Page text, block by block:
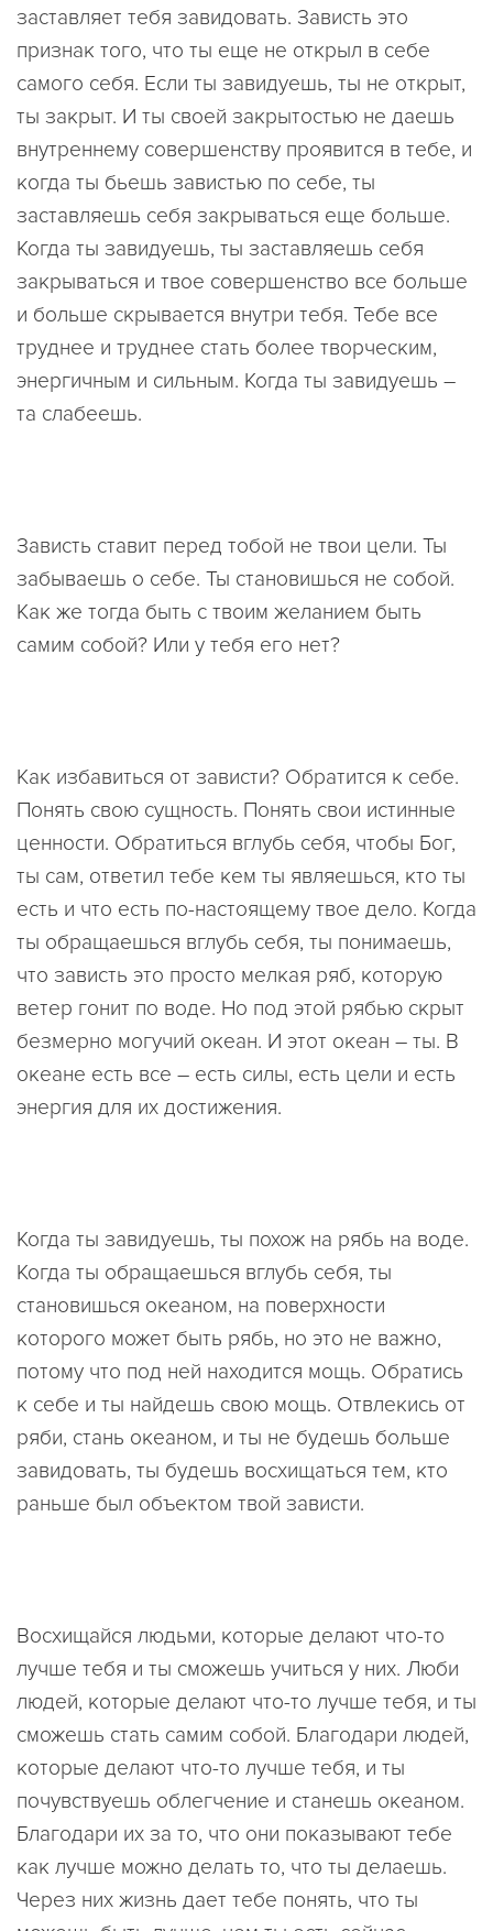
заставляет тебя завидовать. Зависть это
признак того, что ты еще не открыл в себе
самого себя. Если ты завидуешь, ты не открыт,
ты закрыт. И ты своей закрытостью не даешь
внутреннему совершенству проявится в тебе, и
когда ты бьешь завистью по себе, ты
заставляешь себя закрываться еще больше.
Когда ты завидуешь, ты заставляешь себя
закрываться и твое совершенство все больше
и больше скрывается внутри тебя. Тебе все
труднее и труднее стать более творческим,
энергичным и сильным. Когда ты завидуешь –
та слабеешь.
Зависть ставит перед тобой не твои цели. Ты
забываешь о себе. Ты становишься не собой.
Как же тогда быть с твоим желанием быть
самим собой? Или у тебя его нет?
Как избавиться от зависти? Обратится к себе.
Понять свою сущность. Понять свои истинные
ценности. Обратиться вглубь себя, чтобы Бог,
ты сам, ответил тебе кем ты являешься, кто ты
есть и что есть по-настоящему твое дело. Когда
ты обращаешься вглубь себя, ты понимаешь,
что зависть это просто мелкая ряб, которую
ветер гонит по воде. Но под этой рябью скрыт
безмерно могучий океан. И этот океан – ты. В
океане есть все – есть силы, есть цели и есть
энергия для их достижения.
Когда ты завидуешь, ты похож на рябь на воде.
Когда ты обращаешься вглубь себя, ты
становишься океаном, на поверхности
которого может быть рябь, но это не важно,
потому что под ней находится мощь. Обратись
к себе и ты найдешь свою мощь. Отвлекись от
ряби, стань океаном, и ты не будешь больше
завидовать, ты будешь восхищаться тем, кто
раньше был объектом твой зависти.
Восхищайся людьми, которые делают что-то
лучше тебя и ты сможешь учиться у них. Люби
людей, которые делают что-то лучше тебя, и ты
сможешь стать самим собой. Благодари людей,
которые делают что-то лучше тебя, и ты
почувствуешь облегчение и станешь океаном.
Благодари их за то, что они показывают тебе
как лучше можно делать то, что ты делаешь.
Через них жизнь дает тебе понять, что ты